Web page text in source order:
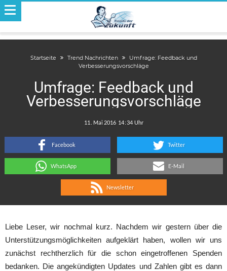
Startseite Trend Nachrichten
Umfrage: Feedback und
Verbesserungsvorschläge
Umfrage: Feedback und
Verbesserungsvorschläge
:
Facebook Twitter
WhatsApp E-Mail
Newsletter
Liebe Leser, wir nochmal kurz. Nachdem wir gestern über die
Unterstützungsmöglichkeiten aufgeklärt haben, wollen wir uns
zunächst rechtherzlich für die schon eingetroffenen Spenden
bedanken. Die angekündigten Updates und Zahlen gibt es dann